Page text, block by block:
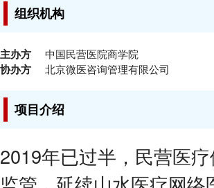
组织机构
主办方 中国民营医院商学院
协办方 北京微医咨询管理有限公司
项目介绍
2019年已过半，民营医